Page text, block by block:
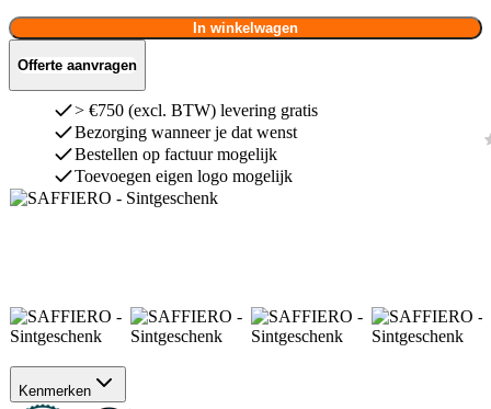
In winkelwagen
Offerte aanvragen
> €750 (excl. BTW) levering gratis
Bezorging wanneer je dat wenst
Bestellen op factuur mogelijk
Toevoegen eigen logo mogelijk
Kenmerken